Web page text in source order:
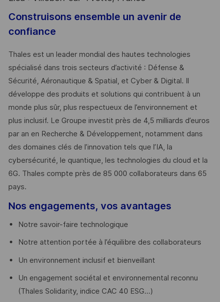
Construisons ensemble un avenir de
confiance
Thales est un leader mondial des hautes technologies
spécialisé dans trois secteurs d’activité : Défense &
Sécurité, Aéronautique & Spatial, et Cyber & Digital. Il
développe des produits et solutions qui contribuent à un
monde plus sûr, plus respectueux de l’environnement et
plus inclusif. Le Groupe investit près de 4,5 milliards d’euros
par an en Recherche & Développement, notamment dans
des domaines clés de l’innovation tels que l’IA, la
cybersécurité, le quantique, les technologies du cloud et la
6G. Thales compte près de 85 000 collaborateurs dans 65
pays. ​
Nos engagements, vos avantages
Notre savoir-faire technologique
Notre attention portée à l’équilibre des collaborateurs
Un environnement inclusif et bienveillant
Un engagement sociétal et environnemental reconnu
(Thales Solidarity, indice CAC 40 ESG…)